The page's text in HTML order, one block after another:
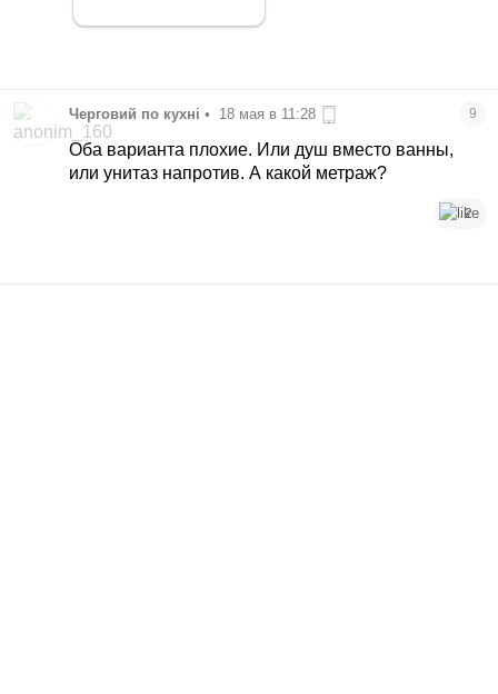
Черговий по кухні • 18 мая в 11:28 9
Оба варианта плохие. Или душ вместо ванны,
или унитаз напротив. А какой метраж?
2